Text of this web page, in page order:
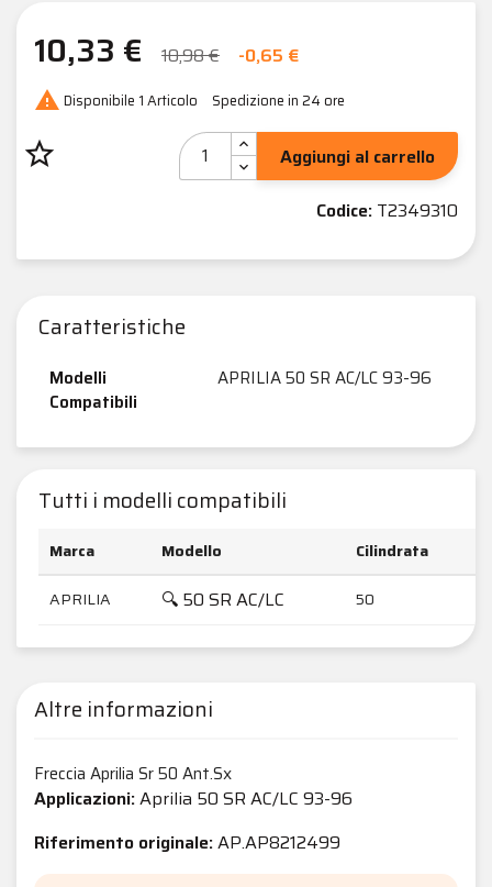
10,33 € 10,98 € -0,65 €
 Disponibile 1 Articolo Spedizione in 24 ore
star_border
Aggiungi al carrello
Codice: T2349310
Caratteristiche
Modelli
Compatibili
APRILIA 50 SR AC/LC 93-96
Tutti i modelli compatibili
Marca Modello Cilindrata
APRILIA
🔍 50 SR AC/LC 50
Altre informazioni
Freccia Aprilia Sr 50 Ant.Sx
Applicazioni:Aprilia 50 SR AC/LC 93-96
Riferimento originale:AP.AP8212499